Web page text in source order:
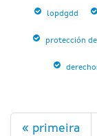
lopdgdd
protección
Páginas
« primeira